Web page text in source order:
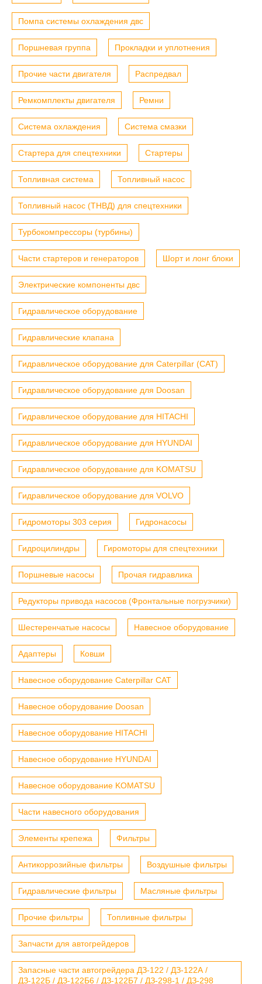
Помпа системы охлаждения двс
Поршневая группа Прокладки и уплотнения
Прочие части двигателя Распредвал
Ремкомплекты двигателя Ремни
Система охлаждения Система смазки
Стартера для спецтехники Стартеры
Топливная система Топливный насос
Топливный насос (ТНВД) для спецтехники
Турбокомпрессоры (турбины)
Части стартеров и генераторов Шорт и лонг блоки
Электрические компоненты двс
Гидравлическое оборудование
Гидравлические клапана
Гидравлическое оборудование для Caterpillar (CAT)
Гидравлическое оборудование для Doosan
Гидравлическое оборудование для HITACHI
Гидравлическое оборудование для HYUNDAI
Гидравлическое оборудование для KOMATSU
Гидравлическое оборудование для VOLVO
Гидромоторы 303 серия Гидронасосы
Гидроцилиндры Гиромоторы для спецтехники
Поршневые насосы Прочая гидравлика
Редукторы привода насосов (Фронтальные погрузчики)
Шестеренчатые насосы Навесное оборудование
Адаптеры Ковши
Навесное оборудование Caterpillar CAT
Навесное оборудование Doosan
Навесное оборудование HITACHI
Навесное оборудование HYUNDAI
Навесное оборудование KOMATSU
Части навесного оборудования
Элементы крепежа Фильтры
Антикоррозийные фильтры Воздушные фильтры
Гидравлические фильтры Масляные фильтры
Прочие фильтры Топливные фильтры
Запчасти для автогрейдеров
Запасные части автогрейдера ДЗ-122 / ДЗ-122А /
ДЗ-122Б / ДЗ-122Б6 / ДЗ-122Б7 / ДЗ-298-1 / ДЗ-298